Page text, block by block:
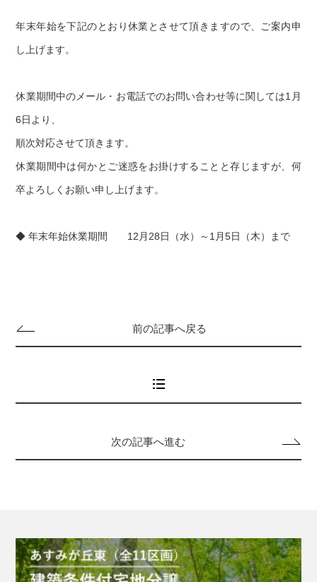
年末年始を下記のとおり休業とさせて頂きますので、ご案内申
し上げます。
休業期間中のメール・お電話でのお問い合わせ等に関しては1月
6日より、
順次対応させて頂きます。
休業期間中は何かとご迷惑をお掛けすることと存じますが、何
卒よろしくお願い申し上げます。
◆ 年末年始休業期間 12月28日（水）～1月5日（木）まで
前の記事へ戻る
次の記事へ進む